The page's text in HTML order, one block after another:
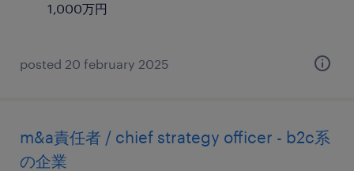
1,000万円
posted 20 february 2025
m&a責任者 / chief strategy officer - b2c系
の企業